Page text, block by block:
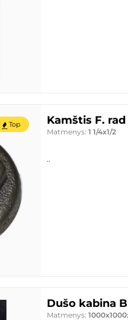
Top Kamštis F. rad
Matmenys: 1 1/4x1/2
..
Dušo kabina
Matmenys: